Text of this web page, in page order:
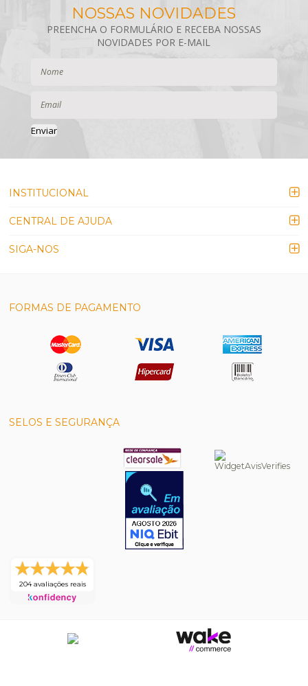
Enviar
INSTITUCIONAL
CENTRAL DE AJUDA
SIGA-NOS
FORMAS DE PAGAMENTO
SELOS E SEGURANÇA
204 avaliações reais